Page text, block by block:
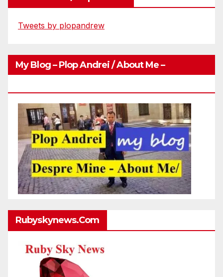
Tweets by plopandrew
My Blog – Plop Andrei / About Me –
Rubyskynews.com